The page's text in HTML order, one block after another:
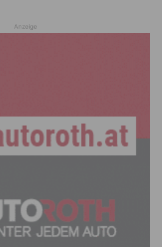
Anzeige